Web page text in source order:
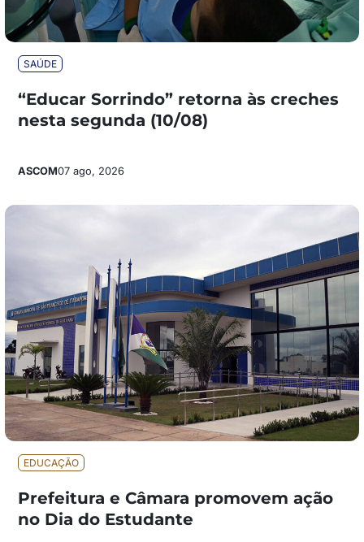
SAÚDE
“Educar Sorrindo” retorna às creches
nesta segunda (10/08)
ASCOM07 ago, 2026
EDUCAÇÃO
Prefeitura e Câmara promovem ação
no Dia do Estudante